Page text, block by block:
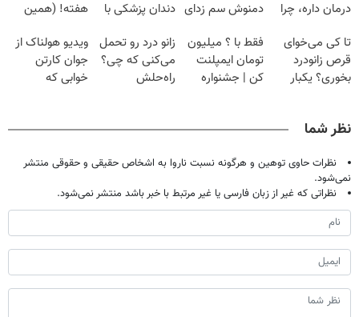
درمان داره، چرا
تحمل میکنی؟❗
دمنوش سم زدای دندان پزشکی با
خانگی
هفته! (همین
صحبت کنید)
تا کی می‌خوای
قرص زانودرد
بخوری؟ یکبار
فقط با ؟ میلیون
تومان ایمپلنت
کن | جشنواره
زانو درد رو تحمل
می‌کنی که چی؟
راه‌حلش
ویدیو هولناک از
جوان کارتن
خوابی که
نظر شما
نظرات حاوی توهین و هرگونه نسبت ناروا به اشخاص حقیقی و حقوقی منتشر
نمی‌شود.
نظراتی که غیر از زبان فارسی یا غیر مرتبط با خبر باشد منتشر نمی‌شود.